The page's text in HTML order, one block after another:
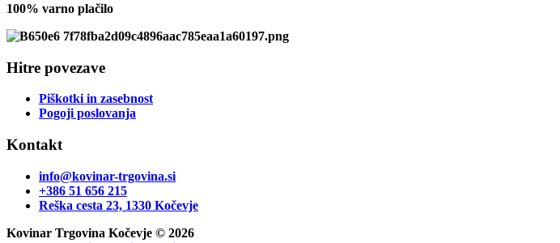
100% varno plačilo
Hitre povezave
Piškotki in zasebnost
Pogoji poslovanja
Kontakt
info@kovinar-trgovina.si
+386 51 656 215
Reška cesta 23, 1330 Kočevje
Kovinar Trgovina Kočevje © 2026